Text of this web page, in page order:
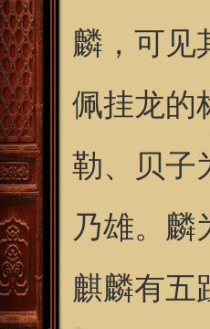
麟，可见
佩挂龙的
勒、贝子
乃雄。麟
麒麟有五